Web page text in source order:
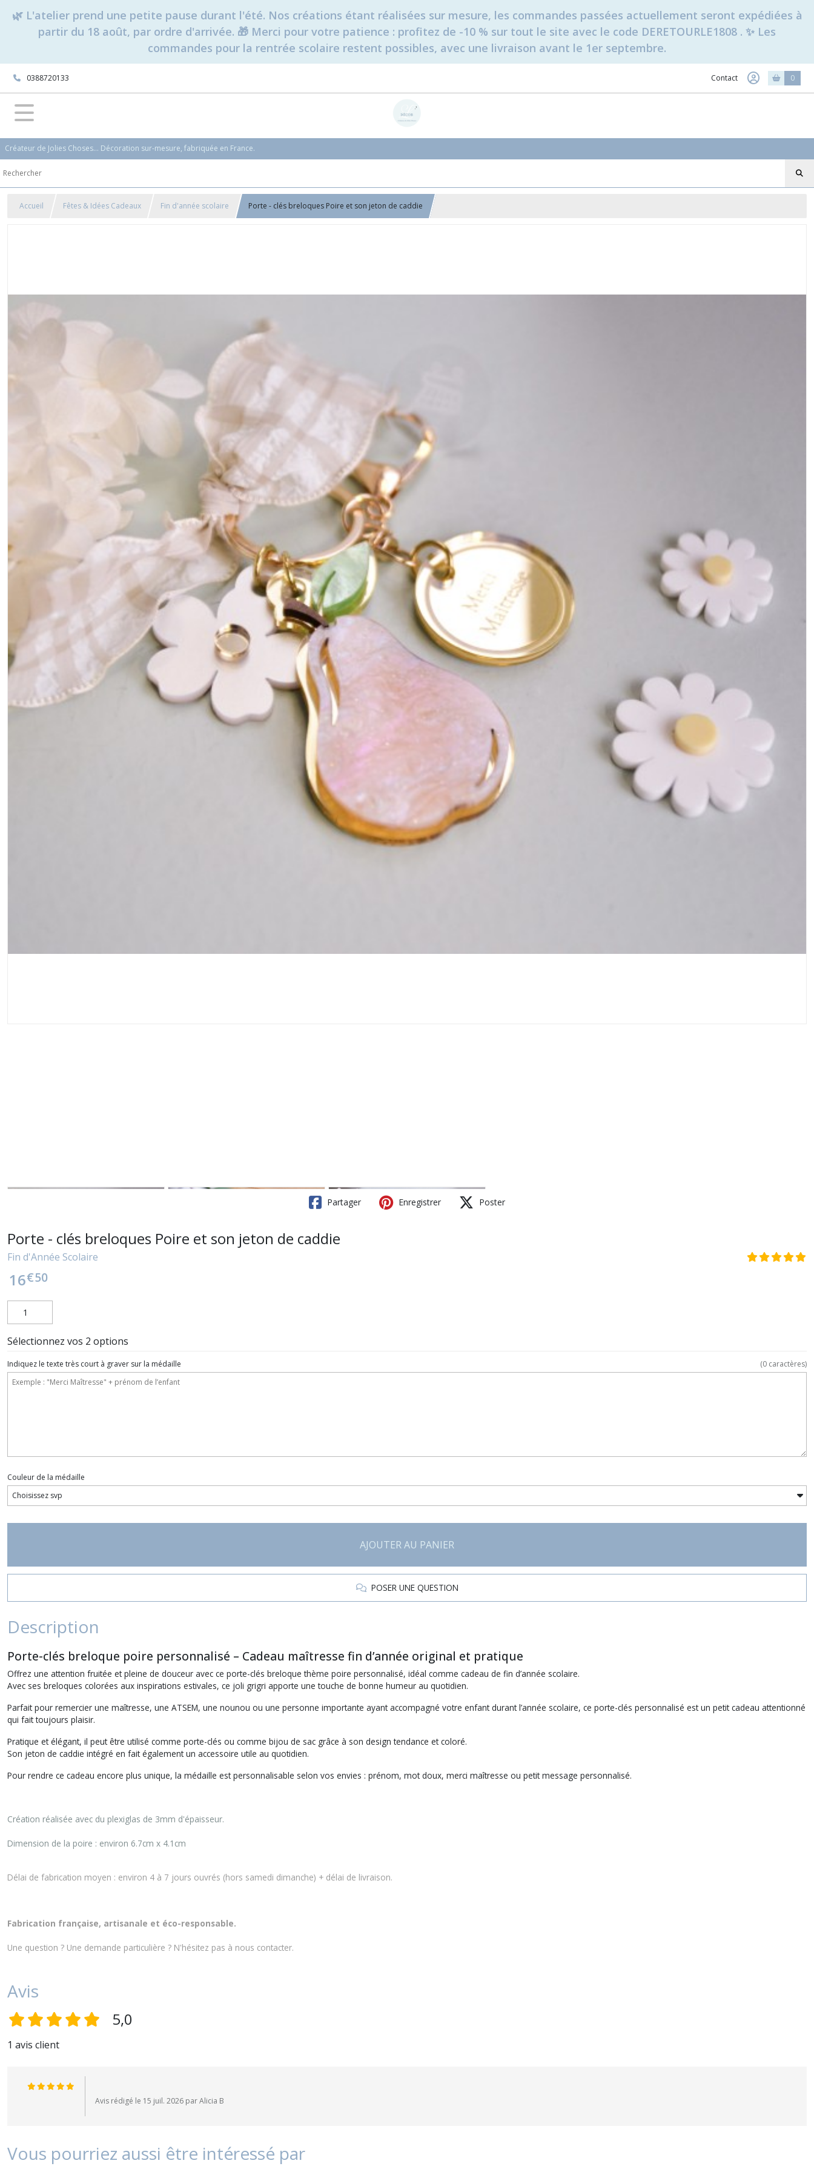
🌿 L'atelier prend une petite pause durant l'été. Nos créations étant réalisées sur mesure, les commandes passées actuellement seront expédiées à
partir du 18 août, par ordre d'arrivée. 🎁 Merci pour votre patience : profitez de -10 % sur tout le site avec le code DERETOURLE1808 . ✨ Les
commandes pour la rentrée scolaire restent possibles, avec une livraison avant le 1er septembre.
0388720133 Contact 0
Créateur de Jolies Choses... Décoration sur-mesure, fabriquée en France.
Accueil Fêtes & Idées Cadeaux Fin d'année scolaire Porte - clés breloques Poire et son jeton de caddie
Partager Enregistrer Poster
Porte - clés breloques Poire et son jeton de caddie
Fin d'Année Scolaire
16€50
Sélectionnez vos 2 options
Indiquez le texte très court à graver sur la médaille (0 caractères)
Couleur de la médaille
AJOUTER AU PANIER
POSER UNE QUESTION
Description
Porte-clés breloque poire personnalisé – Cadeau maîtresse fin d’année original et pratique
Offrez une attention fruitée et pleine de douceur avec ce porte-clés breloque thème poire personnalisé, idéal comme cadeau de fin d’année scolaire.
Avec ses breloques colorées aux inspirations estivales, ce joli grigri apporte une touche de bonne humeur au quotidien.
Parfait pour remercier une maîtresse, une ATSEM, une nounou ou une personne importante ayant accompagné votre enfant durant l’année scolaire, ce porte-clés personnalisé est un petit cadeau attentionné
qui fait toujours plaisir.
Pratique et élégant, il peut être utilisé comme porte-clés ou comme bijou de sac grâce à son design tendance et coloré.
Son jeton de caddie intégré en fait également un accessoire utile au quotidien.
Pour rendre ce cadeau encore plus unique, la médaille est personnalisable selon vos envies : prénom, mot doux, merci maîtresse ou petit message personnalisé.
Création réalisée avec du plexiglas de 3mm d'épaisseur.
Dimension de la poire : environ 6.7cm x 4.1cm
Délai de fabrication moyen : environ 4 à 7 jours ouvrés (hors samedi dimanche) + délai de livraison.
Fabrication française, artisanale et éco-responsable.
Une question ? Une demande particulière ? N'hésitez pas à nous contacter.
Avis
5,0
1 avis client
Avis rédigé le 15 juil. 2026 par Alicia B
Vous pourriez aussi être intéressé par